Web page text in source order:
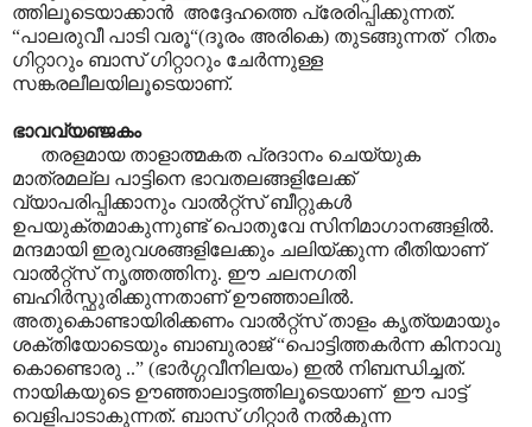
ത്തിലൂടെയാക്കാൻ അദ്ദേഹത്തെ പ്രേരിപ്പിക്കുന്നത്.
“പാലരുവീ പാടി വരൂ“(ദൂരം അരികെ) തുടങ്ങുന്നത് റിതം
ഗിറ്റാറും ബാസ് ഗിറ്റാറും ചേർന്നുള്ള
സങ്കരലീലയിലൂടെയാണ്.
ഭാവവ്യഞ്ജകം
തരളമായ താളാത്മകത പ്രദാനം ചെയ്യുക
മാത്രമല്ല പാട്ടിനെ ഭാവതലങ്ങളിലേക്ക്
വ്യാപരിപ്പിക്കാനും വാൽറ്റ്സ് ബീറ്റുകൾ
ഉപയുക്തമാകുന്നുണ്ട് പൊതുവേ സിനിമാഗാനങ്ങളിൽ.
മന്ദമായി ഇരുവശങ്ങളിലേക്കും ചലിയ്ക്കുന്ന രീതിയാണ്
വാൽറ്റ്സ് നൃത്തത്തിനു. ഈ ചലനഗതി
ബഹിർസ്ഫുരിക്കുന്നതാണ് ഊഞ്ഞാലിൽ.
അതുകൊണ്ടായിരിക്കണം വാൽറ്റ്സ് താളം കൃത്യമായും
ശക്തിയോടെയും ബാബുരാജ് “പൊട്ടിത്തകർന്ന കിനാവു
കൊണ്ടൊരു ..” (ഭാർഗ്ഗവീനിലയം) ഇൽ നിബന്ധിച്ചത്.
നായികയുടെ ഊഞ്ഞാലാട്ടത്തിലൂടെയാണ് ഈ പാട്ട്
വെളിപാടാകുന്നത്. ബാസ് ഗിറ്റാർ നൽകുന്ന